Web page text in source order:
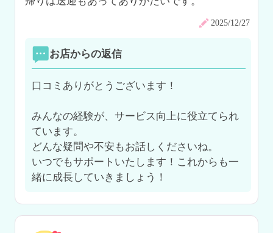
2025/12/27
お店からの返信
口コミありがとうございます！
みんなの経験が、サービス向上に役立てられ
ています。
どんな疑問や不安もお話しくださいね。
いつでもサポートいたします！これからも一
緒に成長していきましょう！